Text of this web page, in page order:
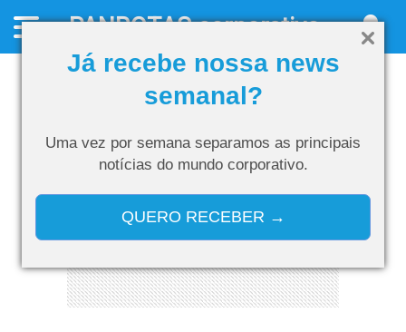
Já recebe nossa news
semanal?
Uma vez por semana separamos as principais
notícias do mundo corporativo.
QUERO RECEBER →
PANROTAScorporativo